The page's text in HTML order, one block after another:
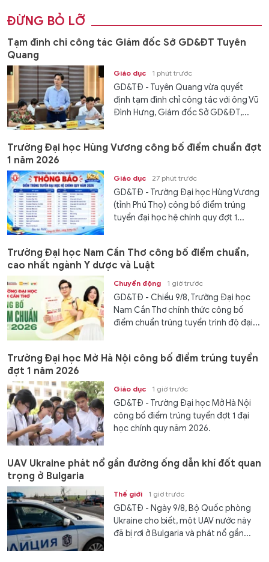
ĐỪNG BỎ LỠ
Tạm đình chỉ công tác Giám đốc Sở GD&ĐT Tuyên
Quang
Giáo dục 1 phút trước
GD&TĐ - Tuyên Quang vừa quyết
định tạm đình chỉ công tác với ông Vũ
Đình Hưng, Giám đốc Sở GD&ĐT,...
Trường Đại học Hùng Vương công bố điểm chuẩn đợt
1 năm 2026
Giáo dục 27 phút trước
GD&TĐ - Trường Đại học Hùng Vương
(tỉnh Phú Thọ) công bố điểm trúng
tuyển đại học hệ chính quy đợt 1...
Trường Đại học Nam Cần Thơ công bố điểm chuẩn,
cao nhất ngành Y dược và Luật
Chuyển động 1 giờ trước
GD&TĐ - Chiều 9/8, Trường Đại học
Nam Cần Thơ chính thức công bố
điểm chuẩn trúng tuyển trình độ đại...
Trường Đại học Mở Hà Nội công bố điểm trúng tuyển
đợt 1 năm 2026
Giáo dục 1 giờ trước
GD&TĐ - Trường Đại học Mở Hà Nội
công bố điểm trúng tuyển đợt 1 đại
học chính quy năm 2026.
UAV Ukraine phát nổ gần đường ống dẫn khí đốt quan
trọng ở Bulgaria
Thế giới 1 giờ trước
GD&TĐ - Ngày 9/8, Bộ Quốc phòng
Ukraine cho biết, một UAV nước này
đã bị rơi ở Bulgaria và phát nổ gần...